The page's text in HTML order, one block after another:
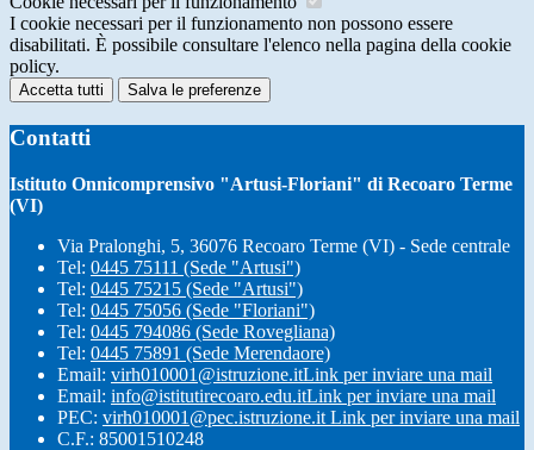
I cookie necessari per il funzionamento non possono essere
disabilitati. È possibile consultare l'elenco nella pagina della cookie
policy.
Accetta tutti Salva le preferenze
Contatti
Istituto Onnicomprensivo "Artusi-Floriani" di Recoaro Terme
(VI)
Via Pralonghi, 5, 36076 Recoaro Terme (VI) - Sede centrale
Tel: 0445 75111 (Sede "Artusi")
Tel: 0445 75215 (Sede "Artusi")
Tel: 0445 75056 (Sede "Floriani")
Tel: 0445 794086 (Sede Rovegliana)
Tel: 0445 75891 (Sede Merendaore)
Email: virh010001@istruzione.itLink per inviare una mail
Email: info@istitutirecoaro.edu.itLink per inviare una mail
PEC: virh010001@pec.istruzione.it Link per inviare una mail
C.F.: 85001510248